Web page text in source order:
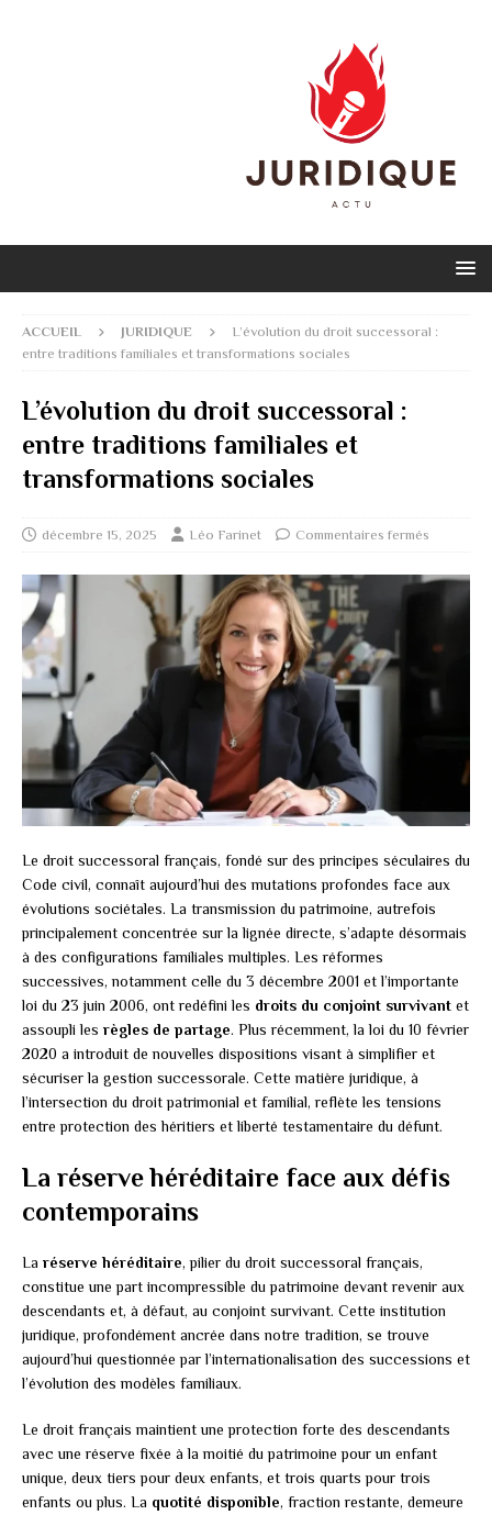
ACCUEIL JURIDIQUE
L’évolution du droit successoral :
entre traditions familiales et transformations sociales
L’évolution du droit successoral :
entre traditions familiales et
transformations sociales
décembre 15, 2025 Léo Farinet Commentaires fermés
Le droit successoral français, fondé sur des principes séculaires du
Code civil, connaît aujourd’hui des mutations profondes face aux
évolutions sociétales. La transmission du patrimoine, autrefois
principalement concentrée sur la lignée directe, s’adapte désormais
à des configurations familiales multiples. Les réformes
successives, notamment celle du 3 décembre 2001 et l’importante
loi du 23 juin 2006, ont redéfini les droits du conjoint survivant et
assoupli les règles de partage. Plus récemment, la loi du 10 février
2020 a introduit de nouvelles dispositions visant à simplifier et
sécuriser la gestion successorale. Cette matière juridique, à
l’intersection du droit patrimonial et familial, reflète les tensions
entre protection des héritiers et liberté testamentaire du défunt.
La réserve héréditaire face aux défis
contemporains
La réserve héréditaire, pilier du droit successoral français,
constitue une part incompressible du patrimoine devant revenir aux
descendants et, à défaut, au conjoint survivant. Cette institution
juridique, profondément ancrée dans notre tradition, se trouve
aujourd’hui questionnée par l’internationalisation des successions et
l’évolution des modèles familiaux.
Le droit français maintient une protection forte des descendants
avec une réserve fixée à la moitié du patrimoine pour un enfant
unique, deux tiers pour deux enfants, et trois quarts pour trois
enfants ou plus. La quotité disponible, fraction restante, demeure